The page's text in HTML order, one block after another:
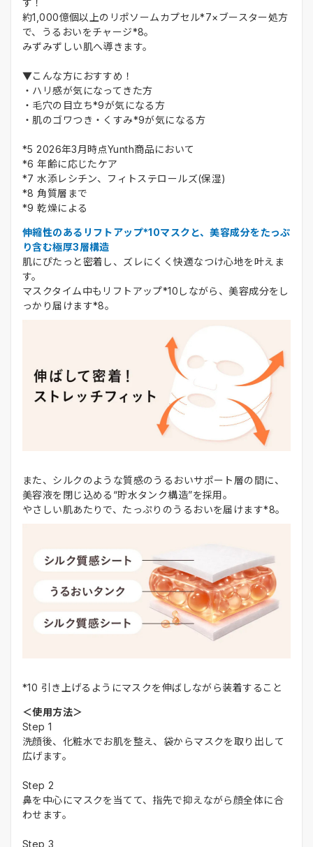
約1,000億個以上のリポソームカプセル*7×ブースター処方
で、うるおいをチャージ*8。
みずみずしい肌へ導きます。
▼こんな方におすすめ！
・ハリ感が気になってきた方
・毛穴の目立ち*9が気になる方
・肌のゴワつき・くすみ*9が気になる方
*5 2026年3月時点Yunth商品において
*6 年齢に応じたケア
*7 水添レシチン、フィトステロールズ(保湿)
*8 角質層まで
*9 乾燥による
伸縮性のあるリフトアップ*10マスクと、美容成分をたっぷ
り含む極厚3層構造
肌にぴたっと密着し、ズレにくく快適なつけ心地を叶えま
す。
マスクタイム中もリフトアップ*10しながら、美容成分をし
っかり届けます*8。
また、シルクのような質感のうるおいサポート層の間に、
美容液を閉じ込める“貯水タンク構造”を採用。
やさしい肌あたりで、たっぷりのうるおいを届けます*8。
*10 引き上げるようにマスクを伸ばしながら装着すること
＜使用方法＞
Step 1
洗顔後、化粧水でお肌を整え、袋からマスクを取り出して
広げます。
Step 2
鼻を中心にマスクを当てて、指先で抑えながら顔全体に合
わせます。
Step 3